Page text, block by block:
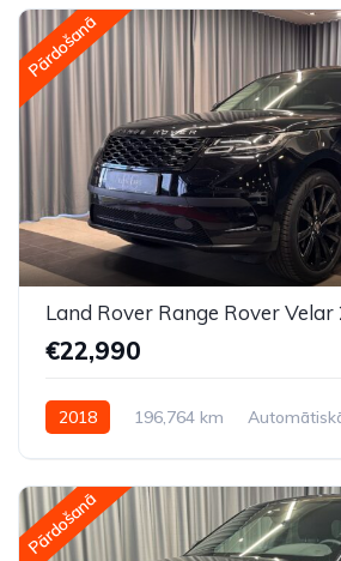
Pārdošanā
Land Rover Range Rover Velar
€22,990
2018 196,764 km
Pārdošanā